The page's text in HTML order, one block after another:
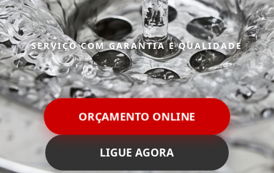
SERVIÇO COM GARANTIA E QUALIDADE
ORÇAMENTO ONLINE
LIGUE AGORA